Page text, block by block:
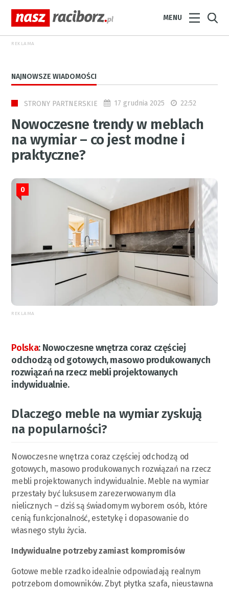
MENU
REKLAMA
NAJNOWSZE WIADOMOŚCI
STRONY PARTNERSKIE 17 grudnia 2025 22:52
Nowoczesne trendy w meblach
na wymiar – co jest modne i
praktyczne?
0
REKLAMA
Polska: Nowoczesne wnętrza coraz częściej
odchodzą od gotowych, masowo produkowanych
rozwiązań na rzecz mebli projektowanych
indywidualnie.
Dlaczego meble na wymiar zyskują
na popularności?
Nowoczesne wnętrza coraz częściej odchodzą od
gotowych, masowo produkowanych rozwiązań na rzecz
mebli projektowanych indywidualnie. Meble na wymiar
przestały być luksusem zarezerwowanym dla
nielicznych – dziś są świadomym wyborem osób, które
cenią funkcjonalność, estetykę i dopasowanie do
własnego stylu życia.
Indywidualne potrzeby zamiast kompromisów
Gotowe meble rzadko idealnie odpowiadają realnym
potrzebom domowników. Zbyt płytka szafa, nieustawna